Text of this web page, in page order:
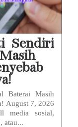
Sendiri
Baterai Masih
August 7, 2026
media sosial,
atau...